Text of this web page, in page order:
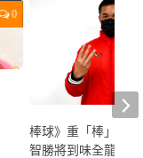
0
棒球》重「棒」加
智勝將到味全龍 挑